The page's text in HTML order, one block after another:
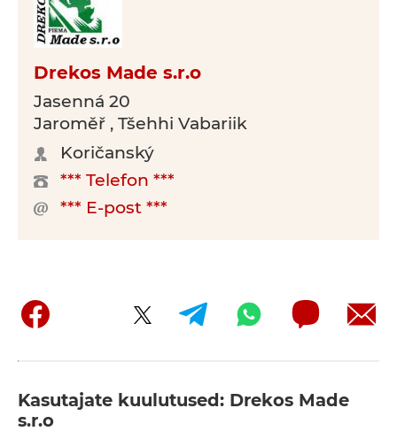
Drekos Made s.r.o
Jasenná 20
Jaroměř , Tšehhi Vabariik
Koričanský
*** Telefon ***
*** E-post ***
Kasutajate kuulutused: Drekos Made
s.r.o